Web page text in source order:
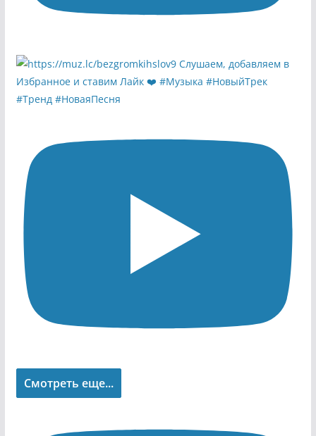
Смотреть еще...